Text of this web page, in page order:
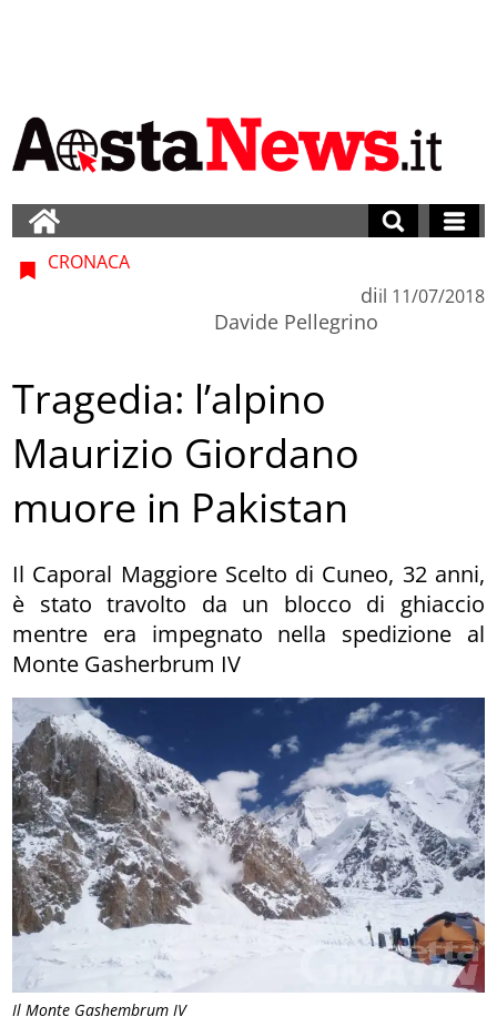
Il Monte Gashembrum IV
CRONACA
di
Davide Pellegrino
il 11/07/2018
Tragedia: l’alpino
Maurizio Giordano
muore in Pakistan
Il Caporal Maggiore Scelto di Cuneo, 32 anni,
è stato travolto da un blocco di ghiaccio
mentre era impegnato nella spedizione al
Monte Gasherbrum IV